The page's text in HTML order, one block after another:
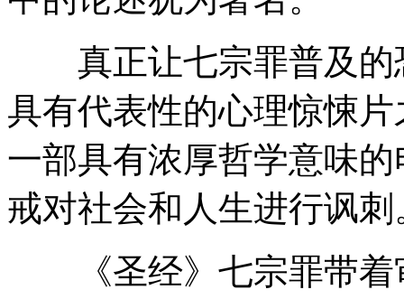
真正让七宗罪普及的
具有代表性的心理惊悚
一部具有浓厚哲学意味
戒对社会和人生进行讽
《圣经》七宗罪带着